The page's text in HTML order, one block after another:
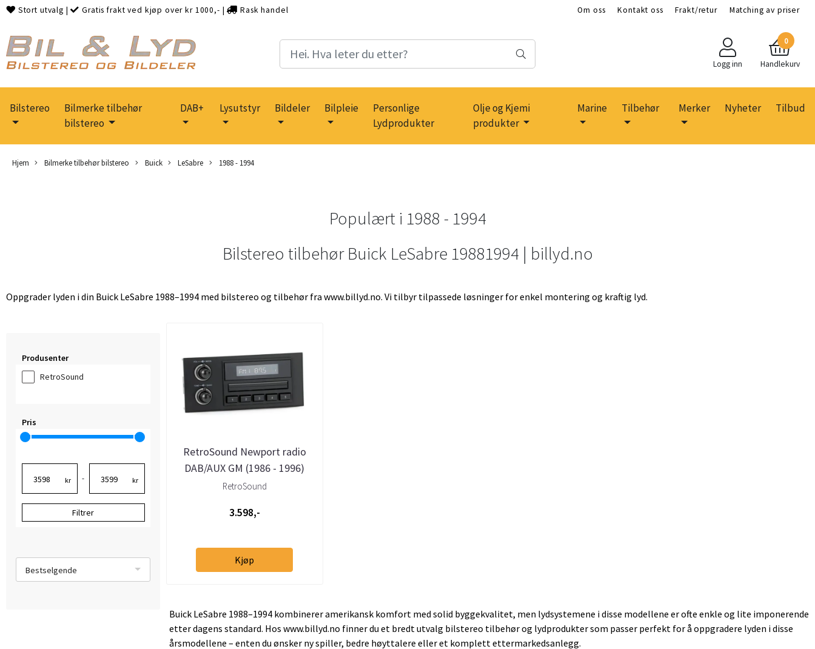
Stort utvalg | Gratis frakt ved kjøp over kr 1000,- | Rask handel Om oss Kontakt oss Frakt/retur Matching av priser
Logg inn
0
Handlekurv
Bilstereo
Bilmerke tilbehør
bilstereo
DAB+ Lysutstyr Bildeler Bilpleie
Personlige
Lydprodukter
Olje og Kjemi
produkter
Marine Tilbehør Merker Nyheter Tilbud
Hjem Bilmerke tilbehør bilstereo Buick LeSabre 1988 - 1994
Populært i 1988 - 1994
Bilstereo tilbehør Buick LeSabre 19881994 | billyd.no
Oppgrader lyden i din Buick LeSabre 1988–1994 med bilstereo og tilbehør fra www.billyd.no. Vi tilbyr tilpassede løsninger for enkel montering og kraftig lyd.
Produsenter
RetroSound
Pris
kr - kr
Filtrer
Bestselgende
RetroSound Newport radio
DAB/AUX GM (1986 - 1996)
RetroSound
3.598,-
Kjøp
Buick LeSabre 1988–1994 kombinerer amerikansk komfort med solid byggekvalitet, men lydsystemene i disse modellene er ofte enkle og lite imponerende
etter dagens standard. Hos www.billyd.no finner du et bredt utvalg bilstereo tilbehør og lydprodukter som passer perfekt for å oppgradere lyden i disse
årsmodellene – enten du ønsker ny spiller, bedre høyttalere eller et komplett ettermarkedsanlegg.